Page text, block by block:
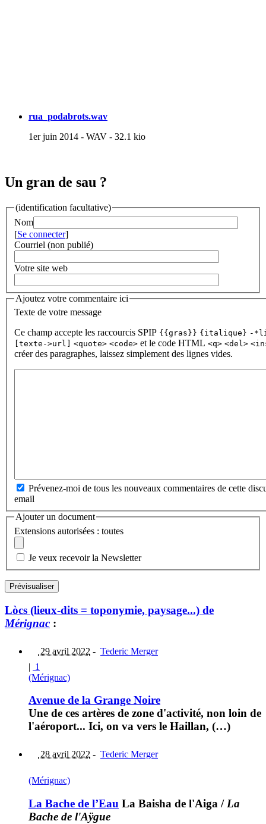
rua_podabrots.wav
1er juin 2014 - WAV - 32.1 kio
Un gran de sau ?
(identification facultative)
Nom
[Se connecter]
Courriel (non publié)
Votre site web
Ajoutez votre commentaire ici
Texte de votre message
Ce champ accepte les raccourcis SPIP {{gras}} {italique} -
[texte->url]
<quote> <code> et le code HTML <q> <del>
créer des paragraphes, laissez simplement des lignes vides.
Prévenez-moi de tous les nouveaux commentaires de cette
email
Ajouter un document
Extensions autorisées : toutes
Je veux recevoir la Newsletter
Lòcs (lieux-dits = toponymie, paysage...) de
Mérignac :
29 avril 2022 - Tederic Merger
| 1
(Mérignac)
Avenue de la Grange Noire
Une de ces artères de zone d'activité, non loin de
l'aéroport... Ici, on va vers le Haillan, (…)
28 avril 2022 - Tederic Merger
(Mérignac)
La Bache de l’Eau La Baisha de l'Aiga / La
Bache de l'Aÿgue